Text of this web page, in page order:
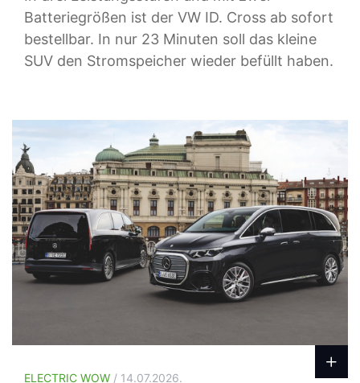
Batteriegrößen ist der VW ID. Cross ab sofort
bestellbar. In nur 23 Minuten soll das kleine
SUV den Stromspeicher wieder befüllt haben.
ELECTRIC WOW / 14.07.2026.